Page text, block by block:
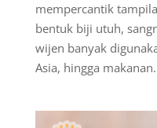
mempercantik
bentuk biji utuh,
wijen banyak
Asia, hingga